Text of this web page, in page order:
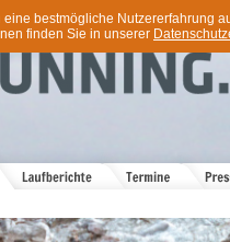
bestmögliche Nutzererfahrung
finden Sie in unserer